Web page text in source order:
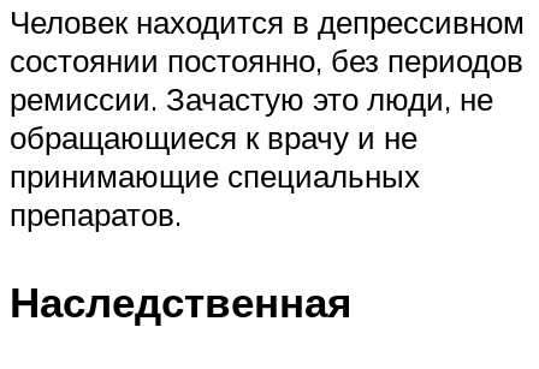
Человек находится в депрессивном
состоянии постоянно, без периодов
ремиссии. Зачастую это люди, не
обращающиеся к врачу и не
принимающие специальных
препаратов.
Наследственная